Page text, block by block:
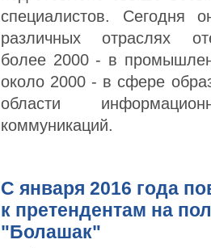
специалистов. Сегодня
различных отраслях
более 2000 - в
около 2000 - в сфере
области
коммуникаций.
С января 2016 года
к претендентам на
"Болашак"